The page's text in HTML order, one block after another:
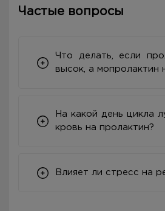
Частые вопросы
Что делать, если
высок, а мопролактин
На какой день цикла
кровь на пролактин?
Влияет ли стресс на